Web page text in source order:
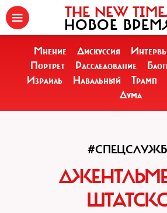
THE NEW
НОВОЕ
Мнение Дискуссия
Портрет
Расследование
Израиль
Навальный Трамп
Дума